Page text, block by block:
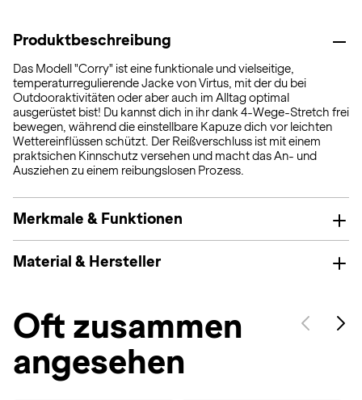
Produktbeschreibung
Das Modell "Corry" ist eine funktionale und vielseitige,
temperaturregulierende Jacke von Virtus, mit der du bei
Outdooraktivitäten oder aber auch im Alltag optimal
ausgerüstet bist! Du kannst dich in ihr dank 4-Wege-Stretch frei
bewegen, während die einstellbare Kapuze dich vor leichten
Wettereinflüssen schützt. Der Reißverschluss ist mit einem
praktsichen Kinnschutz versehen und macht das An- und
Ausziehen zu einem reibungslosen Prozess.
Merkmale & Funktionen
Material & Hersteller
Oft zusammen
angesehen